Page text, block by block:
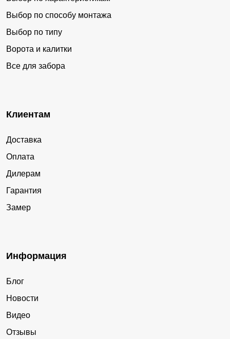
Выбор по способу монтажа
Выбор по типу
Ворота и калитки
Все для забора
Клиентам
Доставка
Оплата
Дилерам
Гарантия
Замер
Информация
Блог
Новости
Видео
Отзывы